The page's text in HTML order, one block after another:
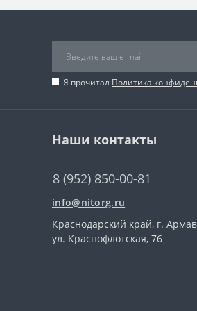
Я прочитал Политика
Наши контакты
8 (952) 850-00-81
info@nitorg.ru
Краснодарский край, г.
ул. Краснофлотская, 76